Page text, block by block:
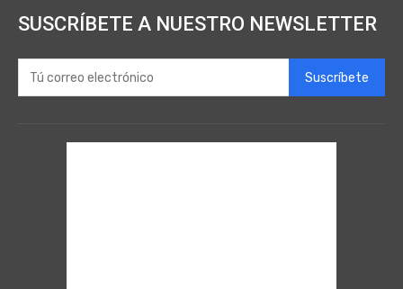
SUSCRÍBETE A NUESTRO NEWSLETTER
Suscríbete